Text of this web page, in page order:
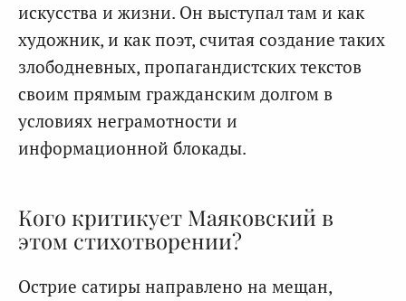
искусства и жизни. Он выступал там и как
художник, и как поэт, считая создание таких
злободневных, пропагандистских текстов
своим прямым гражданским долгом в
условиях неграмотности и
информационной блокады.
Кого критикует Маяковский в
этом стихотворении?
Острие сатиры направлено на мещан,